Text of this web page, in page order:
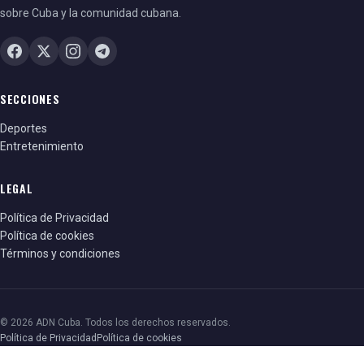
sobre Cuba y la comunidad cubana.
SECCIONES
Deportes
Entretenimiento
LEGAL
Política de Privacidad
Política de cookies
Términos y condiciones
© 2026 ADN Cuba. Todos los derechos reservados.
Política de Privacidad Política de cookies